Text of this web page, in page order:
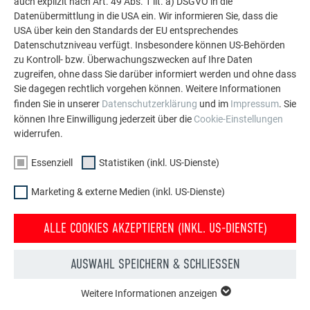
MEHR REFERENZEN ANSEHEN
Kostenlos PREFA Prospekte bestellen
Datenübermittlung in die USA ein. Wir informieren Sie, dass die
USA über kein den Standards der EU entsprechendes
Datenschutzniveau verfügt. Insbesondere können US-Behörden
zu Kontroll- bzw. Überwachungszwecken auf Ihre Daten
zugreifen, ohne dass Sie darüber informiert werden und ohne dass
Sie dagegen rechtlich vorgehen können. Weitere Informationen
finden Sie in unserer Datenschutzerklärung und im Impressum. Sie
können Ihre Einwilligung jederzeit über die Cookie-Einstellungen
widerrufen.
Essenziell Statistiken (inkl. US-Dienste)
Marketing & externe Medien (inkl. US-Dienste)
ALLE COOKIES AKZEPTIEREN (INKL. US-DIENSTE)
AUSWAHL SPEICHERN & SCHLIESSEN
Weitere Informationen anzeigen